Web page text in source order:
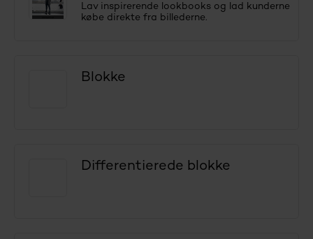
Lav inspirerende lookbooks og lad kunderne
købe direkte fra billederne.
Blokke
Differentierede blokke